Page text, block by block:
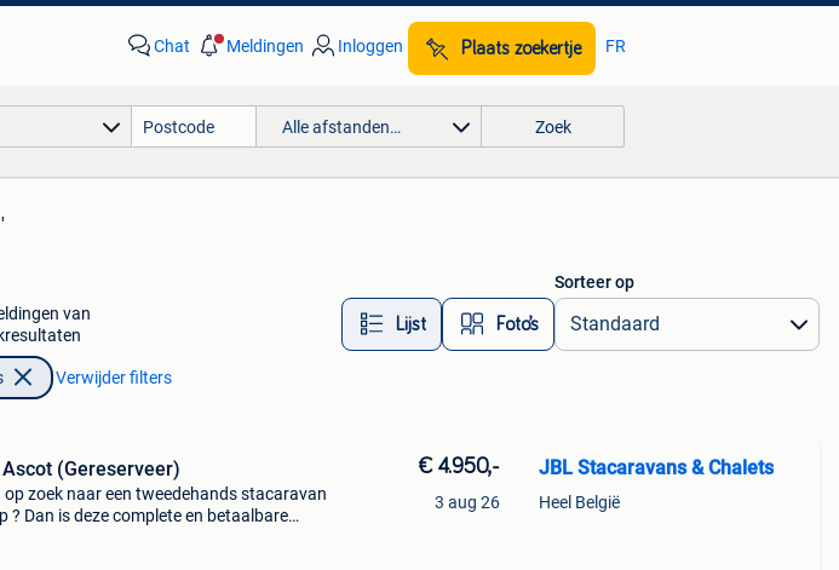
Chat Meldingen Inloggen Plaats zoekertje FR
Alle afstanden… Zoek
van
Lijst Foto’s
Sorteer op
Verwijder filters
(Gereserveer)
op zoek naar een tweedehands stacaravan
? Dan is deze complete en betaalbare
€ 4.950,-
3 aug 26
JBL Stacaravans & Chalets
Heel België